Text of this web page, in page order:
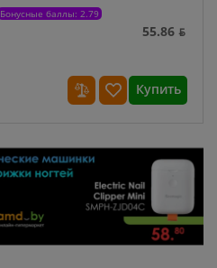
Бонусные баллы: 2.79
55.86 ƃ
Купить